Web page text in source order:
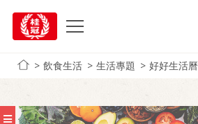
飲食生活 生活專題 好好生活曆